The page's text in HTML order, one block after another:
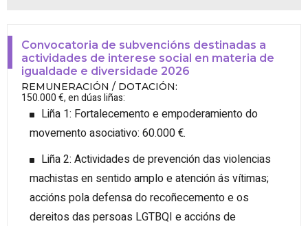
Convocatoria de subvencións destinadas a
actividades de interese social en materia de
igualdade e diversidade 2026
REMUNERACIÓN / DOTACIÓN:
150.000 €, en dúas liñas:
Liña 1: Fortalecemento e empoderamiento do
movemento asociativo: 60.000 €.
Liña 2: Actividades de prevención das violencias
machistas en sentido amplo e atención ás vítimas;
accións pola defensa do recoñecemento e os
dereitos das persoas LGTBQI e accións de